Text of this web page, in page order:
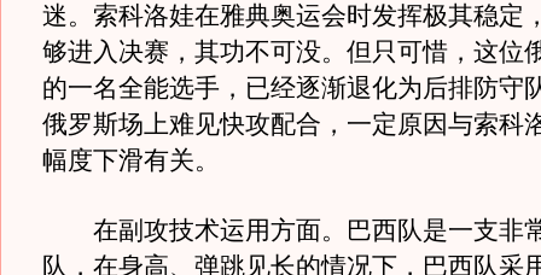
迷。索科洛娃在雅典奥运会时发挥极其稳定
够进入决赛，其功不可没。但只可惜，这位
的一名全能选手，已经逐渐退化为后排防守
俄罗斯场上难见快攻配合，一定原因与索科
幅度下滑有关。
在副攻技术运用方面。巴西队是一支非
队，在身高、弹跳见长的情况下，巴西队采